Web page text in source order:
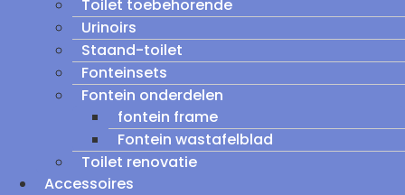
Toilet toebehorende
Urinoirs
Staand-toilet
Fonteinsets
Fontein onderdelen
fontein frame
Fontein wastafelblad
Toilet renovatie
Accessoires